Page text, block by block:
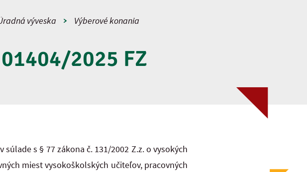
výveska Výberové konania
2025 FZ
s § 77 zákona č. 131/2002 Z.z. o vysokých
miest vysokoškolských učiteľov, pracovných